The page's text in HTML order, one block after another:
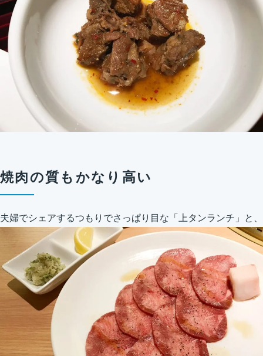
焼肉の質もかなり高い
夫婦でシェアするつもりでさっぱり目な「上タンランチ」と、